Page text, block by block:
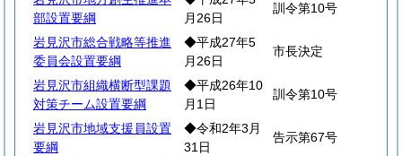
部設置要綱
月26日
訓令第10号
岩見沢市総合戦略等推進
委員会設置要綱
◆平成27年5
月26日
市長決定
岩見沢市組織横断型課題
対策チーム設置要綱
◆平成26年10
月1日
訓令第10号
岩見沢市地域支援員設置
要綱
◆令和2年3月
31日
告示第67号